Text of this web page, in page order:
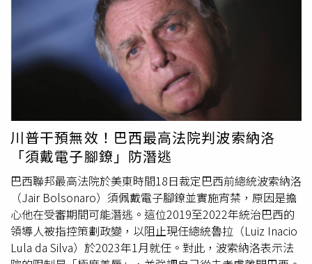
有媒體企業「第四頻道公司」（Channel Four Television
Corporation）前新聞主管拜恩（Dorothy Byrne）則說，
《BBC》不僅犯下「初級錯誤」，還「拖了太久才道歉。」
《BBC》現任主席沙阿（Samir Shah）則形容當日「是
《BBC》的悲傷時刻」，並表示董事會理解戴維承受的壓
力，尊重他的決定。沙阿預定於10日出席國會委員會作證，
預料將就剪輯事件正式道歉。據悉，戴維在《BBC》任職20
年，於2020年接任第17任總裁，過去曾領導「BBC工作
室」（BBC Studios），更早前曾在百事（Pepsi）與寶僑
（Procter & Gamble）任職行銷主管。他表示，未來幾個
月將進行「有序交接」，讓繼任者「有機會為下一份《皇家
特許狀》（Royal Charter）奠定積極基調。」《BBC》的
《皇家特許狀》規範了其資金來源與監管責任，現行版本將
於2027年底到期。對此，英國文化、媒體和體育大臣南迪
（Lisa Nandy）感謝戴維的貢獻，稱他「在重大變革時期領
推翻現有委國政府，所「捏造」的戰爭藉口。與此同時，美
國對巴西商品加徵的關稅已開始重塑全球牛肉貿易格局。此
舉不僅推升了美國本土牛肉的價格，還促使巴西透過墨西哥
等第3國進行轉口貿易；而巴西對中國的牛肉出口則持續蓬
the National Mall），該非營利組織計劃籌募2億美元，為
白宮新建1座舞廳。另有250萬美元將撥付給其他參與川普
訴訟的團體與個人，其中包括「美國保守派聯盟」
（American Conservative Union）。這起和解，使YouTube
成為最新1個選擇與川普妥協的科技平台。今年1月，
Facebook母公司Meta才支付2500萬美元與川普達成和解，
其中2200萬美元將用於建立川普的總統圖書館。1個月後，
社交平台X也同意支付約1000萬美元，結束雙方爭議。值得
注意的是，X已於2022年由川普盟友馬斯克（Elon Musk）
收購。隨著這些訴訟相繼落幕，川普在各大社交平台的帳號
也已恢復啟用。外界普遍認為，這一系列和解代表矽谷對川
普態度的轉變。Alphabet、Meta與X的執行長們在川普新任
總統的就職典禮上，甚至同時現身前排座位，顯示科技業與
共和黨之間的關係出現新局。此外，社群媒體巨頭也在調整
內容審查政策。共和黨長期批評平台過度刪除與限制，侵犯
川普干預無效！巴西最高法院判波索納洛
「須戴電子腳鐐」防潛逃
巴西聯邦最高法院於美東時間18日裁定巴西前總統波索納洛
（Jair Bolsonaro）須佩戴電子腳鐐並實施宵禁，原因是擔
心他在受審期間可能潛逃。這位2019至2022年統治巴西的
領導人被指控策劃政變，以阻止現任總統魯拉（Luiz Inacio
Lula da Silva）於2023年1月就任。對此，波索納洛表示法